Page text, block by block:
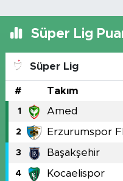
Süper Lig
Süper Lig
# Takım
1 Amed
2 Erzurumspor
3 Başakşehir
4 Kocaelispor